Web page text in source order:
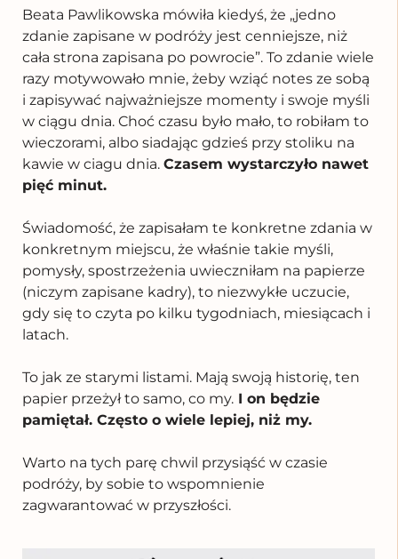
Beata Pawlikowska mówiła kiedyś, że „jedno
zdanie zapisane w podróży jest cenniejsze, niż
cała strona zapisana po powrocie”. To zdanie wiele
razy motywowało mnie, żeby wziąć notes ze sobą
i zapisywać najważniejsze momenty i swoje myśli
w ciągu dnia. Choć czasu było mało, to robiłam to
wieczorami, albo siadając gdzieś przy stoliku na
kawie w ciagu dnia. Czasem wystarczyło nawet
pięć minut.
Świadomość, że zapisałam te konkretne zdania w
konkretnym miejscu, że właśnie takie myśli,
pomysły, spostrzeżenia uwieczniłam na papierze
(niczym zapisane kadry), to niezwykłe uczucie,
gdy się to czyta po kilku tygodniach, miesiącach i
latach.
To jak ze starymi listami. Mają swoją historię, ten
papier przeżył to samo, co my. I on będzie
pamiętał. Często o wiele lepiej, niż my.
Warto na tych parę chwil przysiąść w czasie
podróży, by sobie to wspomnienie
zagwarantować w przyszłości.